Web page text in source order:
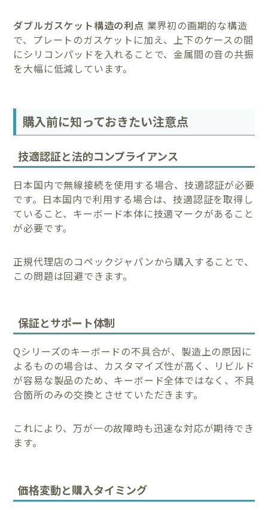
ダブルガスケット構造の利点 業界初の画期的な構造
で、プレートのガスケットに加え、上下のケースの間
にシリコンパッドを入れることで、金属間の音の共振
を大幅に低減しています。
購入前に知っておきたい注意点
技適認証と法的コンプライアンス
日本国内で無線接続を使用する場合、技適認証が必要
です。日本国内で利用する場合は、技適認証を取得し
ていること、キーボード本体に技適マークがあること
が必要です。
正規代理店のコペックジャパンから購入することで、
この問題は回避できます。
保証とサポート体制
Qシリーズのキーボードの不具合が、製造上の原因に
よるものの場合は、カスタマイズ性が高く、リビルド
が容易な製品のため、キーボード全体ではなく、不具
合箇所のみの交換とさせていただきます。
これにより、万が一の故障時も迅速な対応が期待でき
ます。
価格変動と購入タイミング